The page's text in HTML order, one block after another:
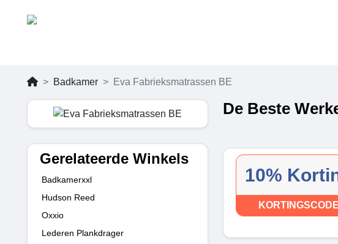
Badkamer Eva Fabrieksmatrassen BE
Gerelateerde Winkels
Badkamerxxl
Hudson Reed
Oxxio
Lederen Plankdrager
De Beste
10%
KORTINGSCODE